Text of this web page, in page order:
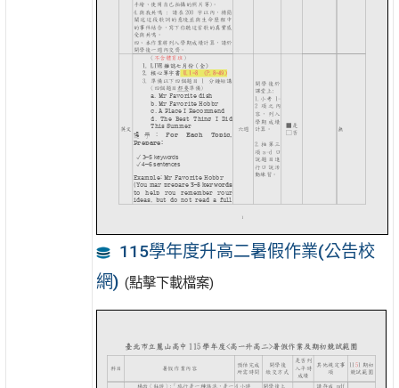
115學年度升高二暑假作業(公告校
網) (點擊下載檔案)